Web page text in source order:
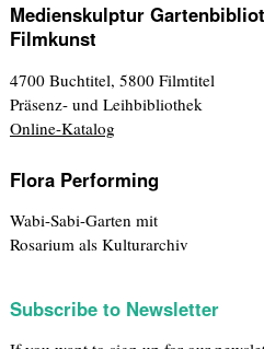
Medienskulptur
Filmkunst
4700 Buchtitel, 5800 Filmtitel
Präsenz- und Leihbibliothek
Online-Katalog
Flora Performing
Wabi-Sabi-Garten mit
Rosarium als Kulturarchiv
Subscribe to Newsletter